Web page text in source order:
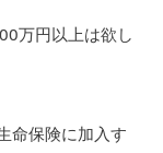
万円以上は欲し
命保険に加入す